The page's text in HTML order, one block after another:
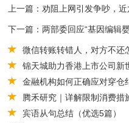
微信转账转错人，对方不还
锦天城助力香港上市公司新
金融机构如何正确应对穿仓
腾禾研究｜详解限制消费措
宾语从句总结（优选5篇）